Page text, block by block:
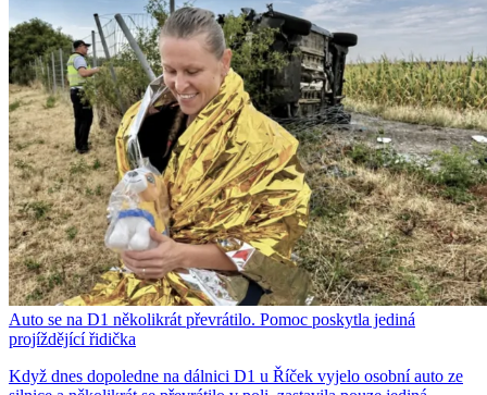
Auto se na D1 několikrát převrátilo. Pomoc poskytla jediná
projíždějící řidička
Když dnes dopoledne na dálnici D1 u Říček vyjelo osobní auto ze